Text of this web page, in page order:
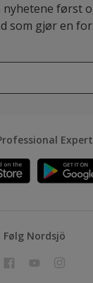
først
som gjør en
Følg Nordsjö